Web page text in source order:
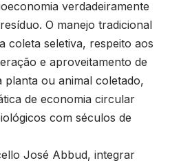
verdadeiramente
O manejo tradicional
coleta seletiva, respeito aos
e aproveitamento de
planta ou animal coletado,
de economia circular
com séculos de
José Abbud, integrar